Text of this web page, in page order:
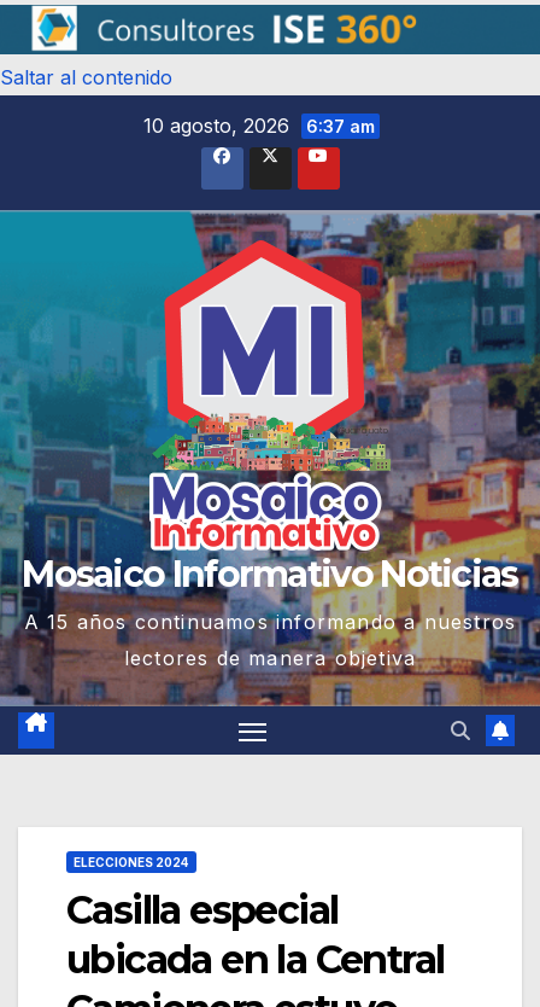
Saltar al contenido
10 agosto, 2026
6:37 am
Mosaico Informativo Noticias
A 15 años continuamos informando a nuestros
lectores de manera objetiva
ELECCIONES 2024
Casilla especial
ubicada en la Central